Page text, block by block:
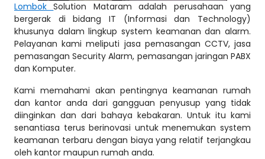
LombokSolution Mataram adalah perusahaan yang
bergerak di bidang IT (Informasi dan Technology)
khusunya dalam lingkup system keamanan dan alarm.
Pelayanan kami meliputi jasa pemasangan CCTV, jasa
pemasangan Security Alarm, pemasangan jaringan PABX
dan Komputer.
Kami memahami akan pentingnya keamanan rumah
dan kantor anda dari gangguan penyusup yang tidak
diinginkan dan dari bahaya kebakaran. Untuk itu kami
senantiasa terus berinovasi untuk menemukan system
keamanan terbaru dengan biaya yang relatif terjangkau
oleh kantor maupun rumah anda.